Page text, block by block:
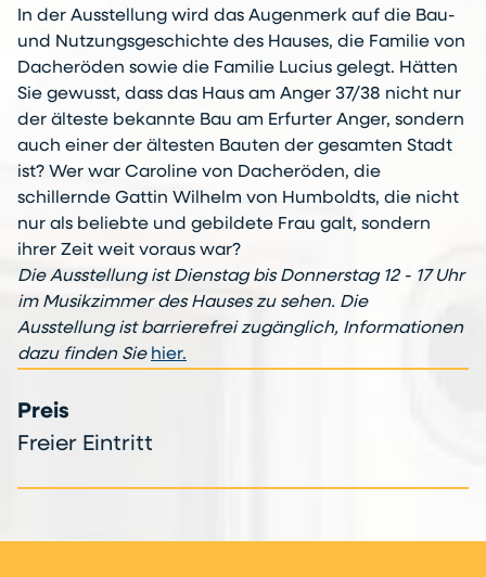
In der Ausstellung wird das Augenmerk auf die Bau-
und Nutzungsgeschichte des Hauses, die Familie von
Dacheröden sowie die Familie Lucius gelegt. Hätten
Sie gewusst, dass das Haus am Anger 37/38 nicht nur
der älteste bekannte Bau am Erfurter Anger, sondern
auch einer der ältesten Bauten der gesamten Stadt
ist? Wer war Caroline von Dacheröden, die
schillernde Gattin Wilhelm von Humboldts, die nicht
nur als beliebte und gebildete Frau galt, sondern
ihrer Zeit weit voraus war?
Die Ausstellung ist Dienstag bis Donnerstag 12 - 17 Uhr
im Musikzimmer des Hauses zu sehen. Die
Ausstellung ist barrierefrei zugänglich, Informationen
dazu finden Sie hier.
Preis
Freier Eintritt